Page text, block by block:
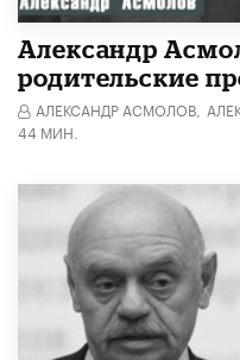
Александр
родительские
АЛЕКСАНДР АСМОЛОВ,
44 МИН.